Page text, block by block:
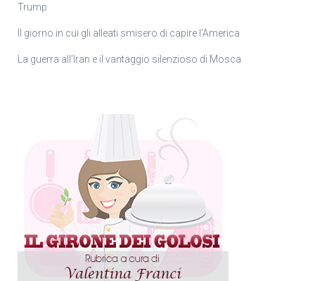
Trump
Il giorno in cui gli alleati smisero di capire l’America
La guerra all’Iran e il vantaggio silenzioso di Mosca